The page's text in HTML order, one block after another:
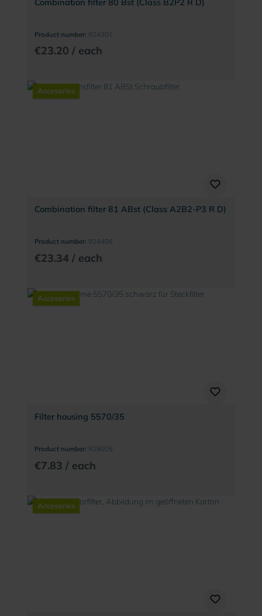
Product number: 924301
€23.20 / each
Accesories
Combination filter 81 ABst (Class A2B2-P3 R D)
Product number: 924406
€23.34 / each
Accesories
Filter housing 5570/35
Product number: 929005
€7.83 / each
Accesories